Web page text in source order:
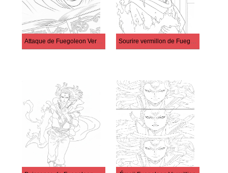
Attaque de Fuegoleon Vermillion Sourire vermillon de Fuegoleon